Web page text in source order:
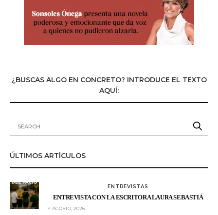
¿BUSCAS ALGO EN CONCRETO? INTRODUCE EL TEXTO
AQUÍ:
ÚLTIMOS ARTÍCULOS
ENTREVISTAS
ENTREVISTA CON LA ESCRITORA LAURA SEBASTIÁ
4 AGOSTO, 2026